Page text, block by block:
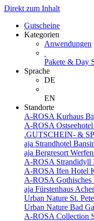
Direkt zum Inhalt
Gutscheine
Kategorien
Anwendungen
Pakete & Day
Sprache
DE
EN
Standorte
A-ROSA Kurhaus
A-ROSA
.GUTSCHEIN- &
aja Strandhotel
aja Bergresort
A-ROSA Strandidyll
A-ROSA Ifen Hotel
A-ROSA Gothisches
aja Fürstenhaus
Urban Nature St.
Urban Nature Bad
A-ROSA Collection